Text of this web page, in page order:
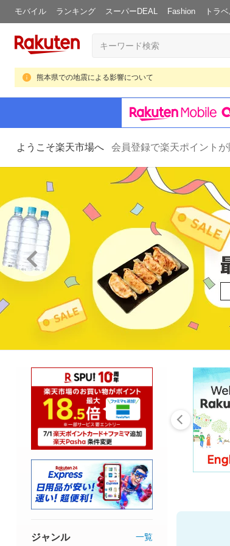
モバイル ランキング スーパーDEAL Fashion トラ
熊本県での地震による影響について
ようこそ楽天市場へ 会員登録で楽天ポイントが
ジャンル 一覧